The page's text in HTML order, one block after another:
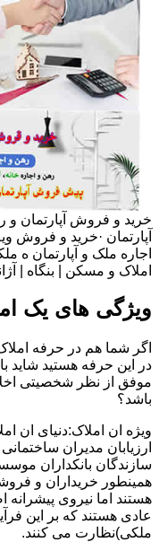
خرید و فروش آپارتمان و
آپارتمان ·خرید و فروش
اجاره ملک و آپارتمان ه
املاک و مسکن | بنگاه |
ویژگی های یک
اگر شما هم در حرفه
در این حرفه هستید شاید
موفق از نظر شخصیتی
باشد؟
ویژه ان املاک:دنیای ان
ارزیابان مدیران
سازندگان بانکداران
همینطور خریداران و
هستند اما نیروی
عادی هستند که بر این
ملکی)نظارت می کنند.